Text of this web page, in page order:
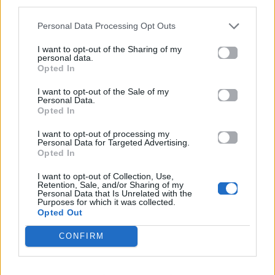
Personal Data Processing Opt Outs
I want to opt-out of the Sharing of my
personal data.
Opted In
I want to opt-out of the Sale of my
Personal Data.
Opted In
I want to opt-out of processing my
Personal Data for Targeted Advertising.
Opted In
I want to opt-out of Collection, Use,
Retention, Sale, and/or Sharing of my
Personal Data that Is Unrelated with the
Purposes for which it was collected.
Opted Out
CONFIRM
Καλοκαίρι και κήπος: Τα 5 πιο ανθεκτικά φυτά
στον καύσωνα
Για σχόλια, μηνύματα ή φωτογραφικό υλικό
σχετικά με τοMad.gr, επισκεφτείτε μας στο